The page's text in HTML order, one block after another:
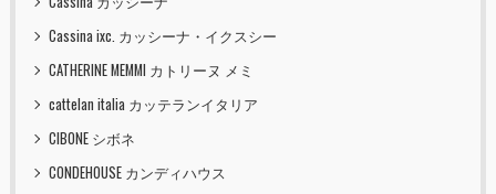
Cassina ixc. カッシーナ・イクスシー
CATHERINE MEMMI カトリーヌ メミ
cattelan italia カッテランイタリア
CIBONE シボネ
CONDEHOUSE カンディハウス